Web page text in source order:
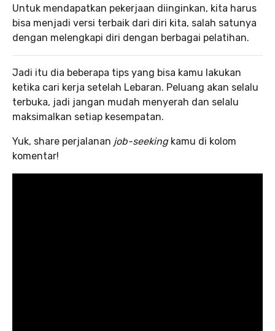
Untuk mendapatkan pekerjaan diinginkan, kita harus
bisa menjadi versi terbaik dari diri kita, salah satunya
dengan melengkapi diri dengan berbagai pelatihan.
Jadi itu dia beberapa tips yang bisa kamu lakukan
ketika cari kerja setelah Lebaran. Peluang akan selalu
terbuka, jadi jangan mudah menyerah dan selalu
maksimalkan setiap kesempatan.
Yuk, share perjalanan job-seekingkamu di kolom
komentar!